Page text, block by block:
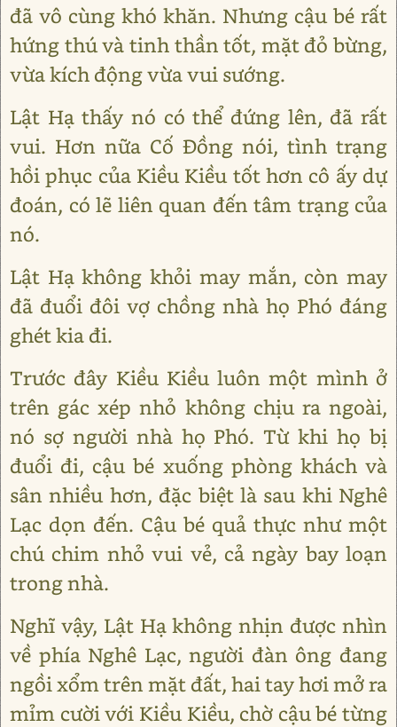
đã vô cùng khó khăn. Nhưng cậu bé rất
hứng thú và tinh thần tốt, mặt đỏ bừng,
vừa kích động vừa vui sướng.
Lật Hạ thấy nó có thể đứng lên, đã rất
vui. Hơn nữa Cố Đồng nói, tình trạng
hồi phục của Kiều Kiều tốt hơn cô ấy dự
đoán, có lẽ liên quan đến tâm trạng của
nó.
Lật Hạ không khỏi may mắn, còn may
đã đuổi đôi vợ chồng nhà họ Phó đáng
ghét kia đi.
Trước đây Kiều Kiều luôn một mình ở
trên gác xép nhỏ không chịu ra ngoài,
nó sợ người nhà họ Phó. Từ khi họ bị
đuổi đi, cậu bé xuống phòng khách và
sân nhiều hơn, đặc biệt là sau khi Nghê
Lạc dọn đến. Cậu bé quả thực như một
chú chim nhỏ vui vẻ, cả ngày bay loạn
trong nhà.
Nghĩ vậy, Lật Hạ không nhịn được nhìn
về phía Nghê Lạc, người đàn ông đang
ngồi xổm trên mặt đất, hai tay hơi mở ra
mỉm cười với Kiều Kiều, chờ cậu bé từng